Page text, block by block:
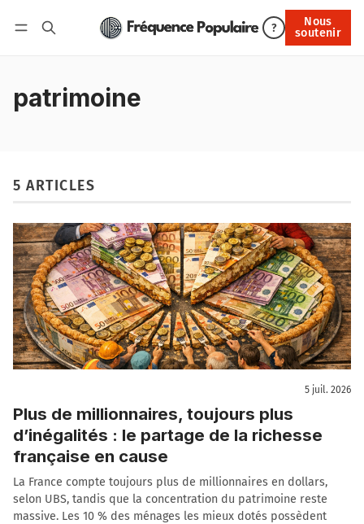
?
Nous
soutenir
Nous soutenir
patrimoine
5 ARTICLES
5 juil. 2026
Plus de millionnaires, toujours plus
d’inégalités : le partage de la richesse
française en cause
La France compte toujours plus de millionnaires en dollars,
selon UBS, tandis que la concentration du patrimoine reste
massive. Les 10 % des ménages les mieux dotés possèdent